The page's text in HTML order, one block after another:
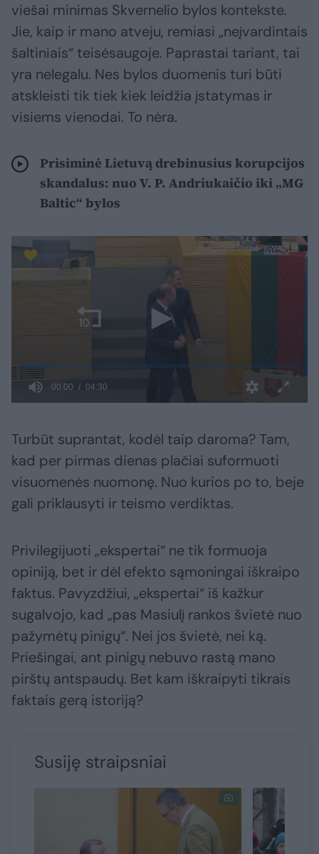
viešai minimas Skvernelio bylos kontekste.
Jie, kaip ir mano atveju, remiasi „neįvardintais
šaltiniais“ teisėsaugoje. Paprastai tariant, tai
yra nelegalu. Nes bylos duomenis turi būti
atskleisti tik tiek kiek leidžia įstatymas ir
visiems vienodai. To nėra.
Prisiminė Lietuvą drebinusius korupcijos
skandalus: nuo V. P. Andriukaičio iki „MG
Baltic“ bylos
Turbūt suprantat, kodėl taip daroma? Tam,
kad per pirmas dienas plačiai suformuoti
visuomenės nuomonę. Nuo kurios po to, beje
gali priklausyti ir teismo verdiktas.
Privilegijuoti „ekspertai“ ne tik formuoja
opiniją, bet ir dėl efekto sąmoningai iškraipo
faktus. Pavyzdžiui, „ekspertai“ iš kažkur
sugalvojo, kad „pas Masiulį rankos švietė nuo
pažymėtų pinigų“. Nei jos švietė, nei ką.
Priešingai, ant pinigų nebuvo rastą mano
pirštų antspaudų. Bet kam iškraipyti tikrais
faktais gerą istoriją?
Susiję straipsniai